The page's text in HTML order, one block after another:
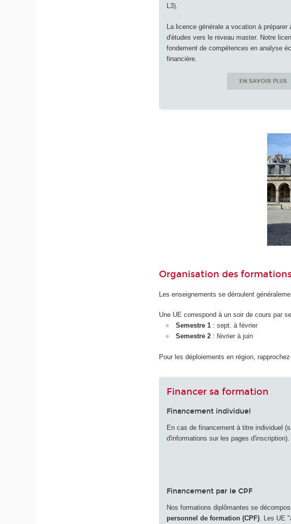
L3).
La licence générale a vocation à préparer
d'études vers le niveau master. Notre
fondement de compétences en analyse
financière.
EN SAVOIR PLUS
Organisation des
Les enseignements se déroulent
Une UE correspond à un soir de cours par
Semestre 1: sept. à février
Semestre 2: février à juin
Pour les déploiements en région,
Financer sa formation
Financement individuel
En cas de financement à titre individuel
d'informations sur les pages d'inscription).
Financement par le CPF
Nos formations diplômantes se
personnel de formation (CPF) . Les UE